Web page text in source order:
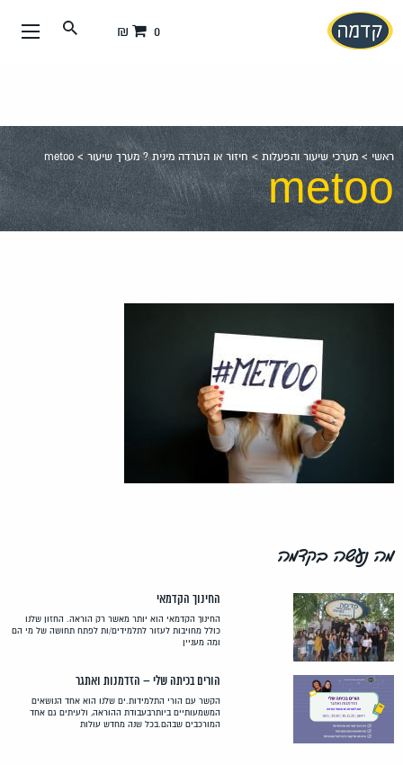
עבור
אל
0 ₪
ראשי >מערכי שיעור והפעלות >חיזור או הטרדה מינית ? מערך שיעור >
metoo
metoo
מה נעשה בקדמה
החינוך הקדמאי
החינוך הקדמאי הוא יותר מאשר רק הוראה. החזון שלנו
כולל מחויבות לעזור לתלמידים/ות לפתח תחושה של מי הם
ומה מעניין
הורים בכיתה שלי – הזדמנות ואתגר
הקשר עם הורי התלמידות.ים שלנו הוא אחד הנושאים
המשמעותיים ביותרבעבודת ההוראה, ולעיתים גם אחד
המורכבים שבהם.בכל שנה מחדש עולות